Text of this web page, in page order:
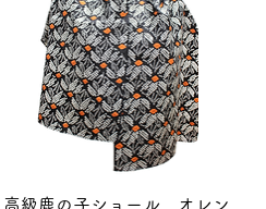
高級鹿の子ショール オレン